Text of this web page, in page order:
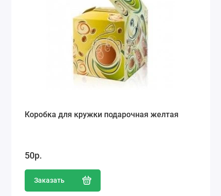
Коробка для кружки подарочная желтая
50р.
Заказать